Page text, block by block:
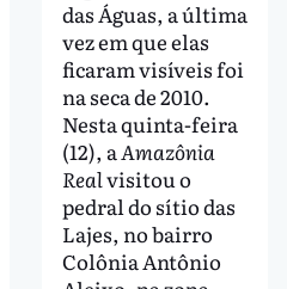
das Águas, a última
vez em que elas
ficaram visíveis foi
na seca de 2010.
Nesta quinta-feira
(12), a Amazônia
Realvisitou o
pedral do sítio das
Lajes, no bairro
Colônia Antônio